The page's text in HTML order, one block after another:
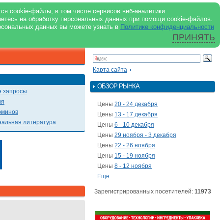
cookie-файлы, в том числе сервисов веб-аналитики.
на обработку персональных данных при помощи cookie-файлов.
данных вы можете узнать в Политике конфиденциальности
ПРИНЯТЬ
support@milkbranch.ru
О портале
Реклама в журнале
Реклама на портале
Архив номеров
запросы
литература
Карта сайта
ОБЗОР РЫНКА
Цены 20 - 24 декабря
Цены 13 - 17 декабря
Цены 6 - 10 декабря
Цены 29 ноября - 3 декабря
Цены 22 - 26 ноября
Цены 15 - 19 ноября
Цены 8 - 12 ноября
Еще...
Зарегистрированных посетителей: 11973